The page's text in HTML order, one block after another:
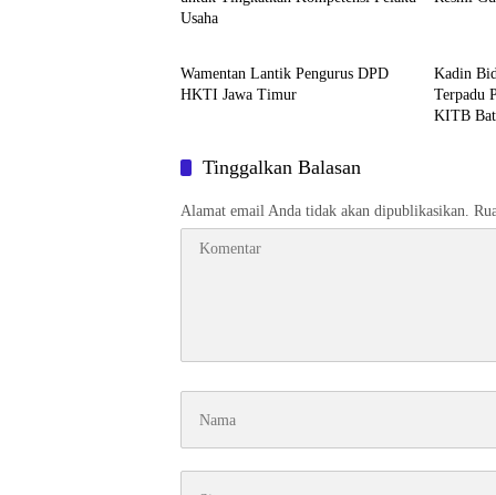
Usaha
Wamentan Lantik Pengurus DPD
HKTI Jawa Timur
Kadin
Terpadu
KITB
Tinggalkan Balasan
Alamat email Anda tidak akan dipublikasikan.